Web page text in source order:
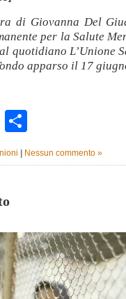
di Giovanna Del
per la Salute
quotidiano L’Unione
apparso il 17
WhatsApp
| Nessun commento »